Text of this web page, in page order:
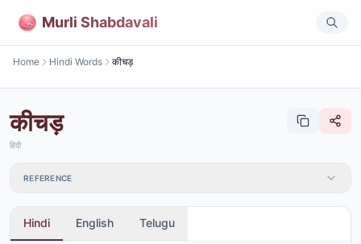
Murli Shabdavali
Home Hindi Words कीचड़
कीचड़
हिंदी
REFERENCE
Hindi English Telugu